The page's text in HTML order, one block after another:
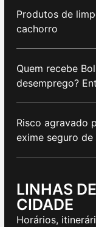
Produtos de
cachorro
Quem recebe
desemprego?
Risco agravado
exime seguro de
LINHAS
CIDADE
Horários,